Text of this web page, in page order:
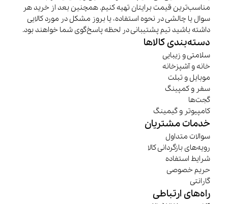
مناسب‌ترین قیمت برایتان تهیه کنیم. همچنین بعد از خرید هر
سوال یا چالشی در نحوه استفاده، یا بروز مشکل در مورد کالایی
داشته باشید تیم پشتیبانی در لحظه پاسخ‌گوی شما خواهند بود.
دسته‌بندی کالاها
سلامتی و زیبایی
خانه و آشپزخانه
موبایل و تبلت
سفر و کمپینگ
گجت‌ها
کامپیوتر و گیمینگ
خدمات مشتریان
سوالات متداول
رویه‌های بازگردانی کالا
شرایط استفاده
حریم خصوصی
گارانتی
راه‌های ارتباطی